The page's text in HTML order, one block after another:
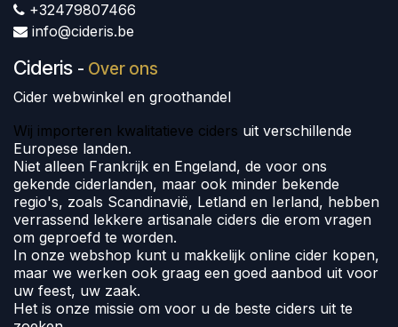
+32479807466
info@cideris.be
Cideris - Over ons
Cider webwinkel en groothandel
Wij importeren kwalitatieve ciders uit verschillende
Europese landen.
Niet alleen Frankrijk en Engeland, de voor ons
gekende ciderlanden, maar ook minder bekende
regio's, zoals Scandinavië, Letland en Ierland, hebben
verrassend lekkere artisanale ciders die erom vragen
om geproefd te worden.
In onze webshop kunt u makkelijk online cider kopen,
maar we werken ook graag een goed aanbod uit voor
uw feest, uw zaak.
Het is onze missie om voor u de beste ciders uit te